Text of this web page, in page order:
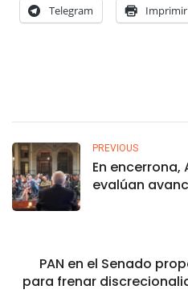
Telegram Imprimir
PREVIOUS
En encerrona,
evalúan
PAN en el Senado
para frenar